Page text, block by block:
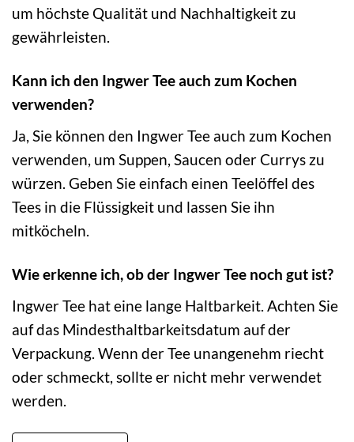
um höchste Qualität und Nachhaltigkeit zu
gewährleisten.
Kann ich den Ingwer Tee auch zum Kochen
verwenden?
Ja, Sie können den Ingwer Tee auch zum Kochen
verwenden, um Suppen, Saucen oder Currys zu
würzen. Geben Sie einfach einen Teelöffel des
Tees in die Flüssigkeit und lassen Sie ihn
mitköcheln.
Wie erkenne ich, ob der Ingwer Tee noch gut ist?
Ingwer Tee hat eine lange Haltbarkeit. Achten Sie
auf das Mindesthaltbarkeitsdatum auf der
Verpackung. Wenn der Tee unangenehm riecht
oder schmeckt, sollte er nicht mehr verwendet
werden.